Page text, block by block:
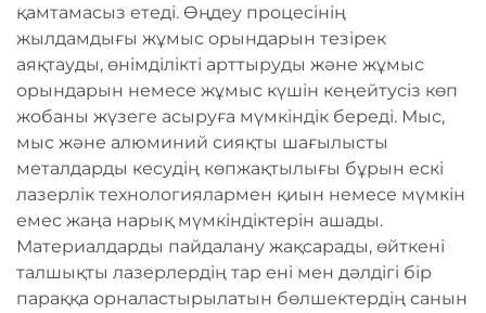
қамтамасыз етеді. Өңдеу процесінің
жылдамдығы жұмыс орындарын тезірек
аяқтауды, өнімділікті арттыруды және жұмыс
орындарын немесе жұмыс күшін кеңейтусіз көп
жобаны жүзеге асыруға мүмкіндік береді. Мыс,
мыс және алюминий сияқты шағылысты
металдарды кесудің көпжақтылығы бұрын ескі
лазерлік технологиялармен қиын немесе мүмкін
емес жаңа нарық мүмкіндіктерін ашады.
Материалдарды пайдалану жақсарады, өйткені
талшықты лазерлердің тар ені мен дәлдігі бір
параққа орналастырылатын бөлшектердің санын